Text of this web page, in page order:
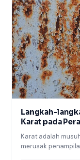
Langkah-
Karat pada
Karat adalah
merusak